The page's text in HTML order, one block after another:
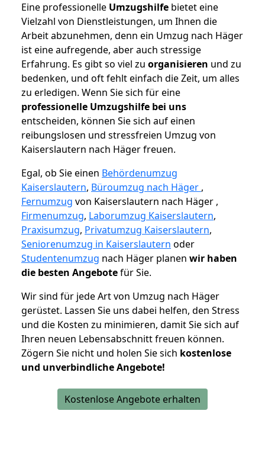
Eine professionelle Umzugshilfe bietet eine
Vielzahl von Dienstleistungen, um Ihnen die
Arbeit abzunehmen, denn ein Umzug nach Häger
ist eine aufregende, aber auch stressige
Erfahrung. Es gibt so viel zu organisieren und zu
bedenken, und oft fehlt einfach die Zeit, um alles
zu erledigen. Wenn Sie sich für eine
professionelle Umzugshilfe bei uns
entscheiden, können Sie sich auf einen
reibungslosen und stressfreien Umzug von
Kaiserslautern nach Häger freuen.
Egal, ob Sie einen Behördenumzug
Kaiserslautern, Büroumzug nach Häger ,
Fernumzug von Kaiserslautern nach Häger ,
Firmenumzug, Laborumzug Kaiserslautern,
Praxisumzug, Privatumzug Kaiserslautern,
Seniorenumzug in Kaiserslautern oder
Studentenumzug nach Häger planen wir haben
die besten Angebotefür Sie.
Wir sind für jede Art von Umzug nach Häger
gerüstet. Lassen Sie uns dabei helfen, den Stress
und die Kosten zu minimieren, damit Sie sich auf
Ihren neuen Lebensabschnitt freuen können.
Zögern Sie nicht und holen Sie sich kostenlose
und unverbindliche Angebote!
Kostenlose Angebote erhalten